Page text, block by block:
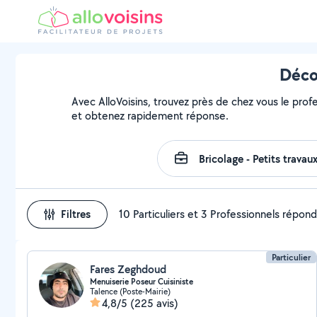
Avec AlloVoisins, trouvez près de chez vous le
et obtenez rapidement réponse.
Filtres 10 Particuliers et 3 Professionnels
Particulier
Fares Zeghdoud
Menuiserie Poseur Cuisiniste
Talence (Poste-Mairie)
4,8/5 (225 avis)